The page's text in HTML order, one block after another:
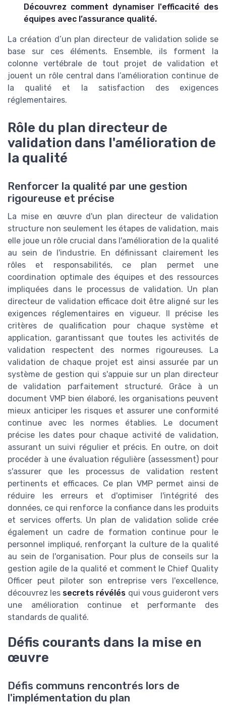
Découvrez comment dynamiser l'efficacité des
équipes avec l’assurance qualité.
La création d’un plan directeur de validation solide se
base sur ces éléments. Ensemble, ils forment la
colonne vertébrale de tout projet de validation et
jouent un rôle central dans l’amélioration continue de
la qualité et la satisfaction des exigences
réglementaires.
Rôle du plan directeur de
validation dans l'amélioration de
la qualité
Renforcer la qualité par une gestion
rigoureuse et précise
La mise en œuvre d'un plan directeur de validation
structure non seulement les étapes de validation, mais
elle joue un rôle crucial dans l'amélioration de la qualité
au sein de l'industrie. En définissant clairement les
rôles et responsabilités, ce plan permet une
coordination optimale des équipes et des ressources
impliquées dans le processus de validation. Un plan
directeur de validation efficace doit être aligné sur les
exigences réglementaires en vigueur. Il précise les
critères de qualification pour chaque système et
application, garantissant que toutes les activités de
validation respectent des normes rigoureuses. La
validation de chaque projet est ainsi assurée par un
système de gestion qui s'appuie sur un plan directeur
de validation parfaitement structuré. Grâce à un
document VMP bien élaboré, les organisations peuvent
mieux anticiper les risques et assurer une conformité
continue avec les normes établies. Le document
précise les dates pour chaque activité de validation,
assurant un suivi régulier et précis. En outre, on doit
procéder à une évaluation régulière (assessment) pour
s'assurer que les processus de validation restent
pertinents et efficaces. Ce plan VMP permet ainsi de
réduire les erreurs et d'optimiser l'intégrité des
données, ce qui renforce la confiance dans les produits
et services offerts. Un plan de validation solide crée
également un cadre de formation continue pour le
personnel impliqué, renforçant la culture de la qualité
au sein de l'organisation. Pour plus de conseils sur la
gestion agile de la qualité et comment le Chief Quality
Officer peut piloter son entreprise vers l'excellence,
découvrez les secrets révélés qui vous guideront vers
une amélioration continue et performante des
standards de qualité.
Défis courants dans la mise en
œuvre
Défis communs rencontrés lors de
l'implémentation du plan